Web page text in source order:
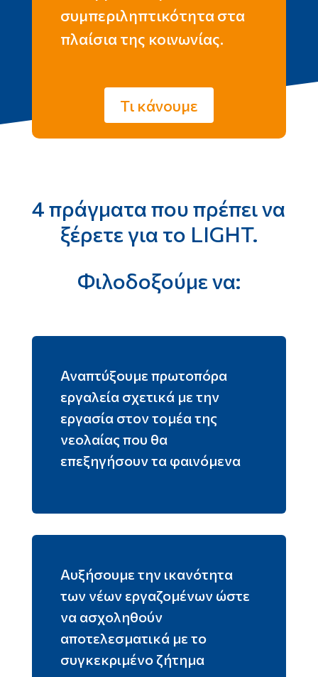
συμπεριληπτικότητα στα
πλαίσια της κοινωνίας.
Τι κάνουμε
4 πράγματα που πρέπει να
ξέρετε για το LIGHT.
Φιλοδοξούμε να:
Αναπτύξουμε πρωτοπόρα
εργαλεία σχετικά με την
εργασία στον τομέα της
νεολαίας που θα
επεξηγήσουν τα φαινόμενα
Αυξήσουμε την ικανότητα
των νέων εργαζομένων ώστε
να ασχοληθούν
αποτελεσματικά με το
συγκεκριμένο ζήτημα